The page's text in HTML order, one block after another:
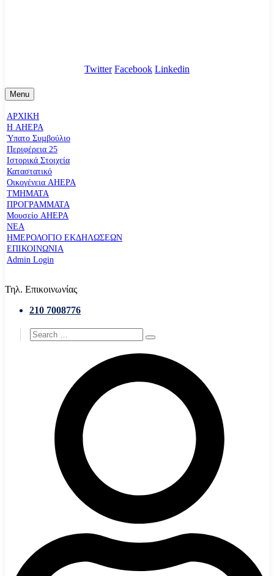
Twitter Facebook Linkedin
Menu
ΑΡΧΙΚΗ
Η AHEPA
Ύπατο Συµβούλιο
Περιφέρεια 25
Ιστορικά Στοιχεία
Καταστατικό
Οικογένεια AHEPA
ΤΜΗΜΑΤΑ
ΠΡΟΓΡΑΜΜΑΤΑ
Μουσείο AHEPA
ΝΕΑ
ΗΜΕΡΟΛΟΓΙΟ ΕΚΔΗΛΩΣΕΩΝ
ΕΠΙΚΟΙΝΩΝΙΑ
Admin Login
Τηλ. Επικοινωνίας
210 7008776